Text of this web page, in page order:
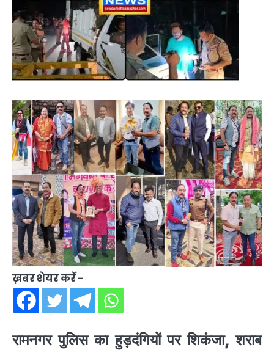
ख़बर शेयर करें -
रामनगर पुलिस का हुड़दंगियों पर शिकंजा, शराब